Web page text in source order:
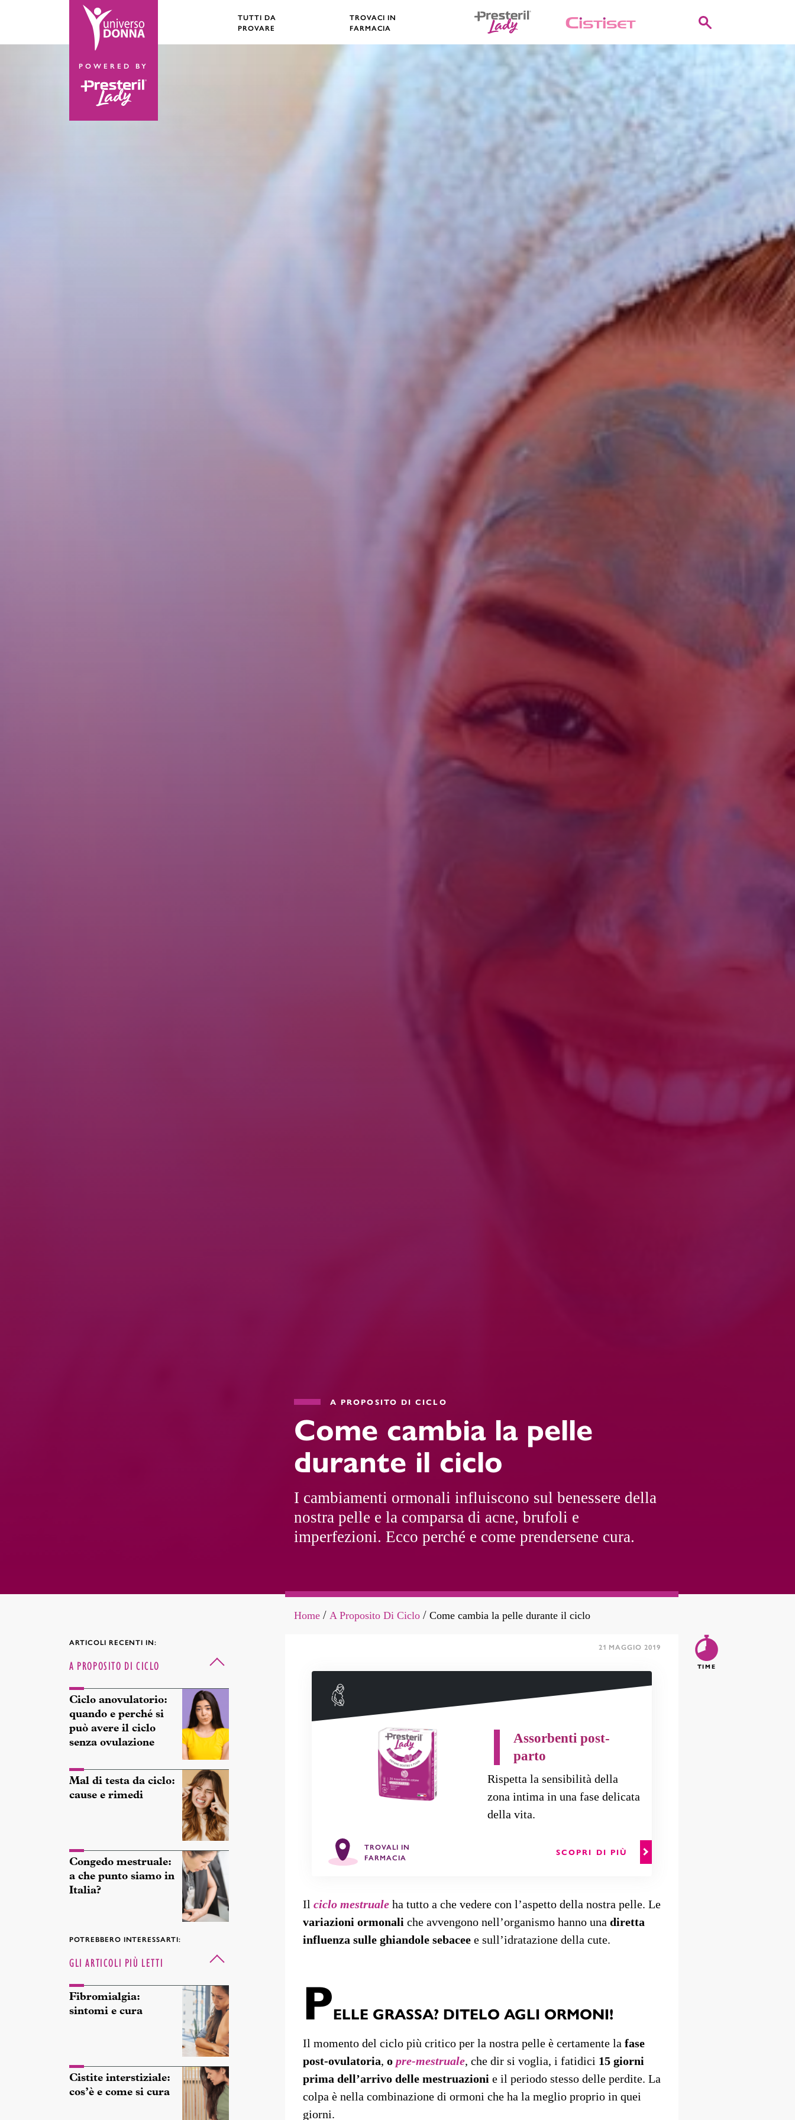
POWERED BY
TUTTI DA
PROVARE
TROVACI IN
FARMACIA
A PROPOSITO DI CICLO
Come cambia la pelle
durante il ciclo
I cambiamenti ormonali influiscono sul benessere della
nostra pelle e la comparsa di acne, brufoli e
imperfezioni. Ecco perché e come prendersene cura.
Home / A Proposito Di Ciclo / Come cambia la pelle durante il ciclo
ARTICOLI RECENTI IN:
A PROPOSITO DI CICLO
Ciclo anovulatorio:
quando e perché si
può avere il ciclo
senza ovulazione
Mal di testa da ciclo:
cause e rimedi
Congedo mestruale:
a che punto siamo in
Italia?
POTREBBERO INTERESSARTI:
GLI ARTICOLI PIÙ LETTI
Fibromialgia:
sintomi e cura
Cistite interstiziale:
cos’è e come si cura
21 MAGGIO 2019
Assorbenti post-
parto
Rispetta la sensibilità della
zona intima in una fase delicata
della vita.
TROVALI IN
FARMACIA
SCOPRI DI PIÙ
Il ciclo mestruale ha tutto a che vedere con l’aspetto della nostra pelle. Le
variazioni ormonali che avvengono nell’organismo hanno una diretta
influenza sulle ghiandole sebacee e sull’idratazione della cute.
PELLE GRASSA? DITELO AGLI ORMONI!
Il momento del ciclo più critico per la nostra pelle è certamente la fase
post-ovulatoria, o pre-mestruale, che dir si voglia, i fatidici 15 giorni
prima dell’arrivo delle mestruazioni e il periodo stesso delle perdite. La
colpa è nella combinazione di ormoni che ha la meglio proprio in quei
giorni.
5
TIME